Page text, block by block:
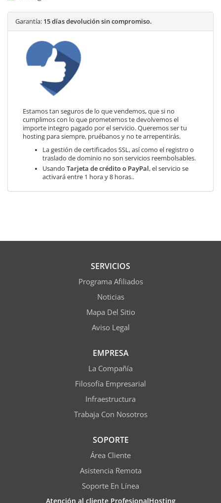
Garantía: 15 días devolución sin compromiso.
Estamos tan seguros de lo que vendemos, que si no
cumplimos con lo que prometemos te devolvemos el
importe integro pagado por el servicio. Queremos ser tu
hosting para siempre, pruébanos y no te arrepentirás.
La gestión de certificados SSL, así como el registro o
traslado de dominio no son servicios reembolsables.
Usando Tarjeta de crédito o PayPal, el servicio se
activará entre 1 hora y 8 horas..
SERVICIOS
Programa Afiliados
Noticias
Mapa Del Sitio
Aviso Legal
EMPRESA
La Compañía
Filosofía Empresarial
Infraestructura
Trabaja Con Nosotros
SOPORTE
Área Cliente
Asistencia Remota
Soporte En Línea
Atención al cliente ProfesionalHosting